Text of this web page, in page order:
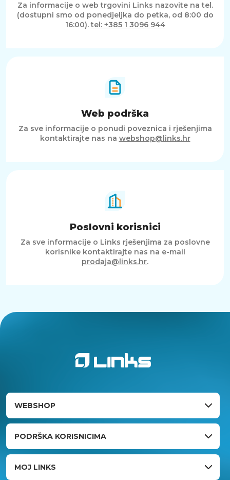
Za informacije o web trgovini Links nazovite na tel.
(dostupni smo od ponedjeljka do petka, od 8:00 do
16:00).tel: +385 1 3096 944
Web podrška
Za sve informacije o ponudi poveznica i rješenjima
kontaktirajte nas na webshop@links.hr
Poslovni korisnici
Za sve informacije o Links rješenjima za poslovne
korisnike kontaktirajte nas na e-mail
prodaja@links.hr.
WEBSHOP
PODRŠKA KORISNICIMA
MOJ LINKS